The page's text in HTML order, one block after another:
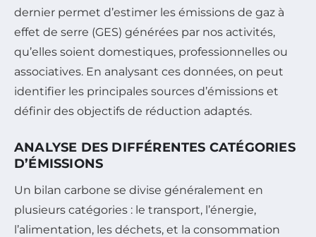
dernier permet d’estimer les émissions de gaz à
effet de serre (GES) générées par nos activités,
qu’elles soient domestiques, professionnelles ou
associatives. En analysant ces données, on peut
identifier les principales sources d’émissions et
définir des objectifs de réduction adaptés.
ANALYSE DES DIFFÉRENTES CATÉGORIES
D’ÉMISSIONS
Un bilan carbone se divise généralement en
plusieurs catégories : le transport, l’énergie,
l’alimentation, les déchets, et la consommation